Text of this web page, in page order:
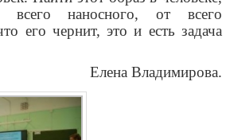
наносного, от всего
его чернит, это и есть задача
Елена Владимирова.